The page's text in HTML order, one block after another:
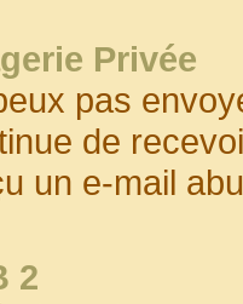
Privée
pas
de
un e-mail
2